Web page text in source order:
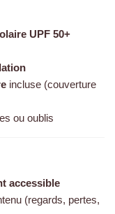
UPF 50+
incluse (couverture
ou oublis
accessible
(regards, pertes,